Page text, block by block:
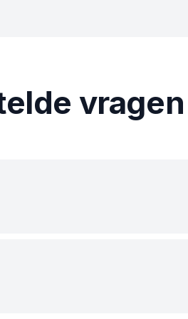
vragen
meest winstgevende
marketingkanalen om